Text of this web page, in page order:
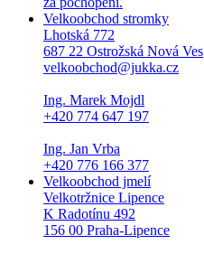
Velkoobchod stromky
Lhotská 772
687 22 Ostrožská Nová Ves
velkoobchod@jukka.cz
Ing. Marek Mojdl
+420 774 647 197
Ing. Jan Vrba
+420 776 166 377
Velkoobchod jmelí
Velkotržnice Lipence
K Radotínu 492
156 00 Praha-Lipence